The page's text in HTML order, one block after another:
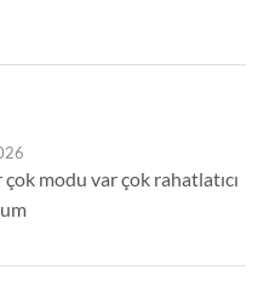
çok modu var çok rahatlatıcı